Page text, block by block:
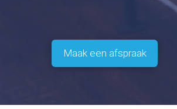
Maak een afspraak